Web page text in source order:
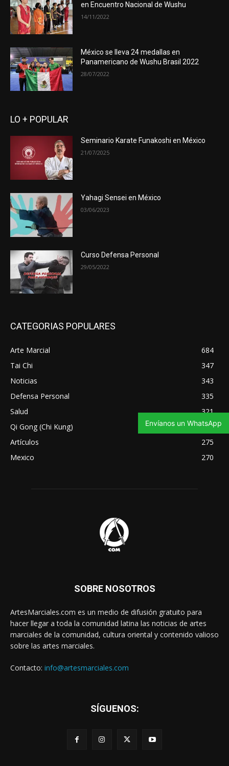
en Encuentro Nacional de Wushu
14/11/2022
México se lleva 24 medallas en
Panamericano de Wushu Brasil 2022
28/07/2022
LO + POPULAR
Seminario Karate Funakoshi en México
21/07/2025
Yahagi Sensei en México
03/06/2023
Curso Defensa Personal
29/05/2022
CATEGORIAS POPULARES
Arte Marcial
684
Tai Chi
347
Noticias
343
Defensa Personal
335
Salud
321
Qi Gong (Chi Kung)
295
Artículos
275
Mexico
270
SOBRE NOSOTROS
ArtesMarciales.com es un medio de difusión gratuito para
hacer llegar a toda la comunidad latina las noticias de artes
marciales de la comunidad, cultura oriental y contenido valioso
sobre las artes marciales.
Contacto: info@artesmarciales.com
SÍGUENOS:
Envíanos un WhatsApp